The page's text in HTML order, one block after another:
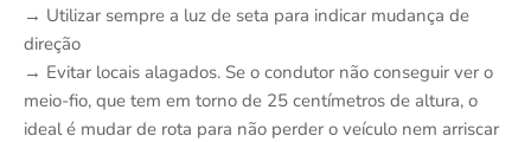
→ Utilizar sempre a luz de seta para indicar mudança de
direção
→ Evitar locais alagados. Se o condutor não conseguir ver o
meio-fio, que tem em torno de 25 centímetros de altura, o
ideal é mudar de rota para não perder o veículo nem arriscar